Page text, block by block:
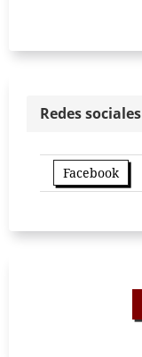
Redes sociales
Facebook